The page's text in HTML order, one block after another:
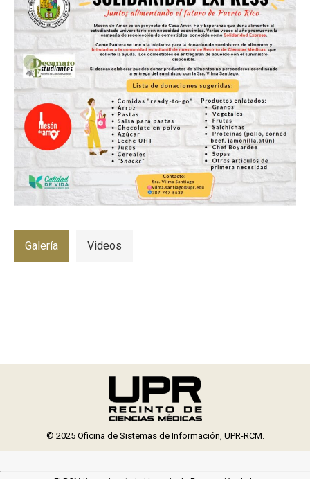
Galería Videos
© 2025 Oficina de Sistemas de Información, UPR-RCM.